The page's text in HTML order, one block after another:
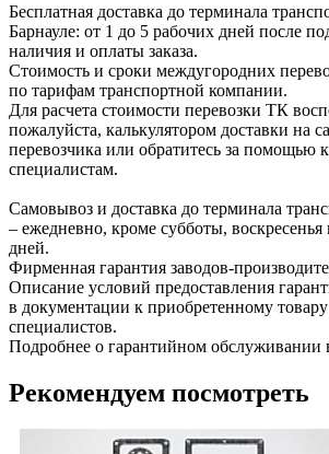
Бесплатная доставка до терминала
Барнауле: от 1 до 5 рабочих дней после
наличия и оплаты заказа.
Стоимость и сроки междугородних
по тарифам транспортной компании.
Для расчета стоимости перевозки ТК
пожалуйста, калькулятором доставки на
перевозчика или обратитесь за помощью
специалистам.
Самовывоз и доставка до терминала
– ежедневно, кроме субботы,
дней.
Фирменная гарантия заводов-
Описание условий предоставления
в документации к приобретенному
специалистов.
Подробнее о гарантийном обслуживании
Рекомендуем посмотреть